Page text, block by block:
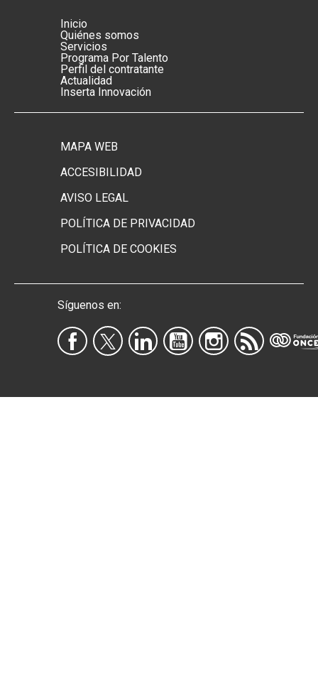
Menú footer principal
Inicio
Quiénes somos
Servicios
Programa Por Talento
Perfil del contratante
Actualidad
Inserta Innovación
Menú footer secundario
MAPA WEB
ACCESIBILIDAD
AVISO LEGAL
POLÍTICA DE PRIVACIDAD
POLÍTICA DE COOKIES
Síguenos en: